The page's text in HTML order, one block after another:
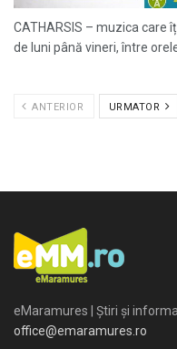
CATHARSIS – muzica care
de luni până vineri, între orele
ANTERIOR URMATOR
eMaramures | Știri și
office@emaramures.ro